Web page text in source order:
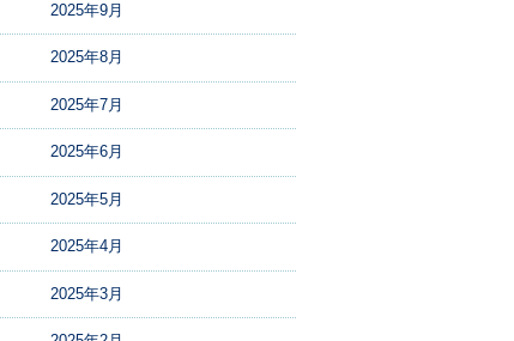
2025年9月
2025年8月
2025年7月
2025年6月
2025年5月
2025年4月
2025年3月